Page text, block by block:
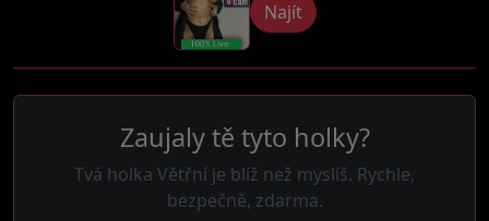
Najít
Zaujaly tě tyto holky?
Tvá holka Větřní je blíž než myslíš. Rychle,
bezpečně, zdarma.